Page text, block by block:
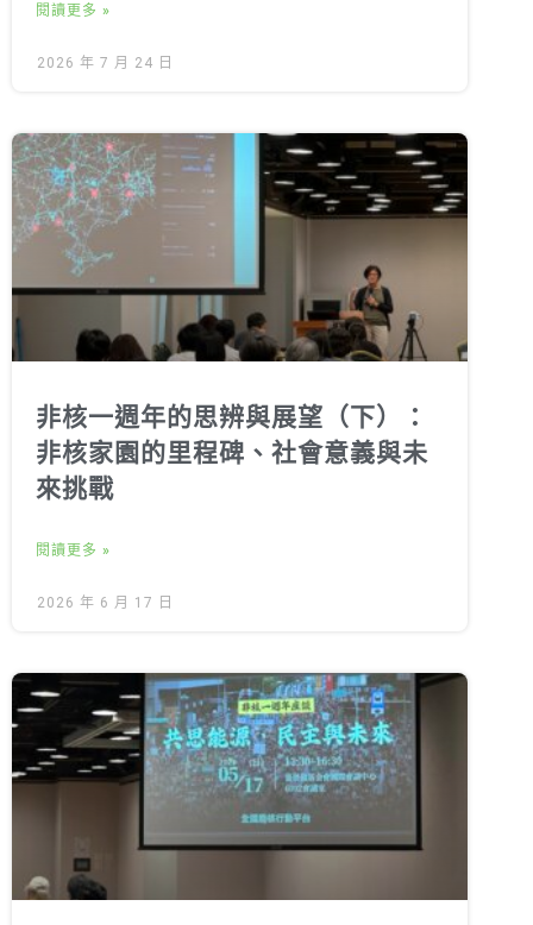
閱讀更多 »
2026 年 7 月 24 日
非核一週年的思辨與展望（下）：
非核家園的里程碑、社會意義與未
來挑戰
閱讀更多 »
2026 年 6 月 17 日